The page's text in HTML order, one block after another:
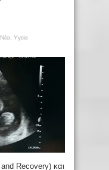
Υγεία
Recovery) και